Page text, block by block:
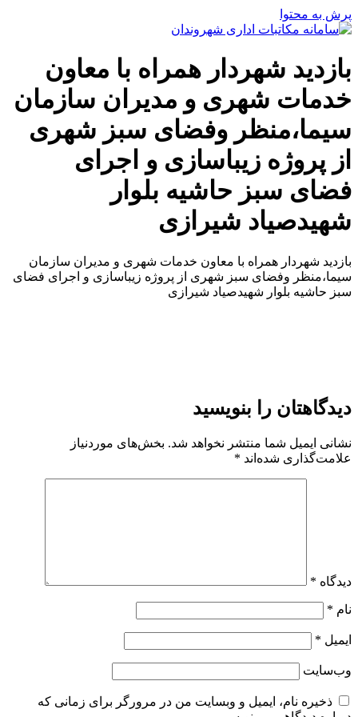
پرش به محتوا
بازدید شهردار همراه با معاون
خدمات شهری و مدیران سازمان
سیما،منظر وفضای سبز شهری
از پروژه زیباسازی و اجرای
فضای سبز حاشیه بلوار
شهیدصیاد شیرازی
بازدید شهردار همراه با معاون خدمات شهری و مدیران سازمان
سیما،منظر وفضای سبز شهری از پروژه زیباسازی و اجرای فضای
سبز حاشیه بلوار شهیدصیاد شیرازی
دیدگاهتان را بنویسید
نشانی ایمیل شما منتشر نخواهد شد. بخش‌های موردنیاز
علامت‌گذاری شده‌اند *
دیدگاه *
نام *
ایمیل *
وب‌سایت
ذخیره نام، ایمیل و وبسایت من در مرورگر برای زمانی که